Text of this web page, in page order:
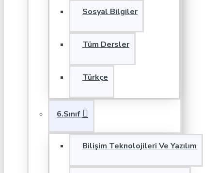
Sosyal Bilgiler
Tüm Dersler
Türkçe
6.Sınıf
Bilişim Teknolojileri Ve Yazılım